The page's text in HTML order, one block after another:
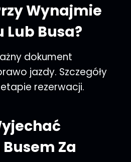
Wynajmie
Busa?
dokument
jazdy. Szczegóły
rezerwacji.
Za